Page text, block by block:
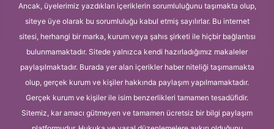
Ancak, üyelerimiz yazdıkları içeriklerin sorumluluğunu taşımakta olup,
siteye üye olarak bu sorumluluğu kabul etmiş sayılırlar. Bu internet
sitesi, herhangi bir marka, kurum veya şahıs şirketi ile hiçbir bağlantısı
bulunmamaktadır. Sitede yalnızca kendi hazırladığımız makaleler
paylaşılmaktadır. Burada yer alan içerikler haber niteliği taşımamakta
olup, gerçek kurum ve kişiler hakkında paylaşım yapılmamaktadır.
Gerçek kurum ve kişiler ile isim benzerlikleri tamamen tesadüfidir.
Sitemiz, kar amacı gütmeyen ve tamamen ücretsiz bir bilgi paylaşım